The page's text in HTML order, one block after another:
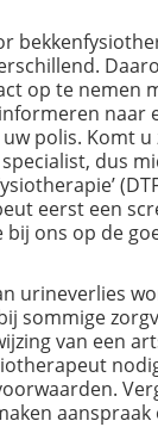
op te nemen
naar
polis. Komt
dus
eerst een
bij ons op de
urineverlies
sommige
van een
aanspraak